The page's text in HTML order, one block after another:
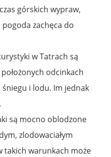
górskich wypraw,
pogoda zachęca do
w Tatrach są
odcinkach
i lodu. Im jednak
są mocno oblodzone
zlodowaciałym
takich warunkach może